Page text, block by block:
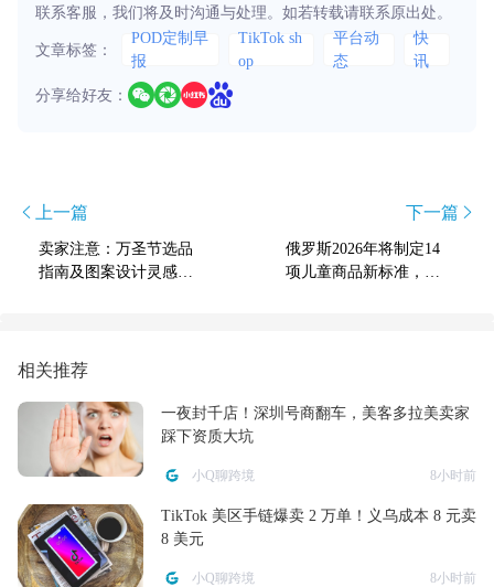
联系客服，我们将及时沟通与处理。如若转载请联系原出处。
文章标签：
POD定制早
报
TikTok sh
op
平台动
态
快
讯
分享给好友：
上一篇
卖家注意：万圣节选品
指南及图案设计灵感参
下一篇
俄罗斯2026年将制定14
项儿童商品新标准，涵
相关推荐
一夜封千店！深圳号商翻车，美客多拉美卖家
踩下资质大坑
小Q聊跨境 8小时前
TikTok 美区手链爆卖 2 万单！义乌成本 8 元卖
8 美元
小Q聊跨境 8小时前